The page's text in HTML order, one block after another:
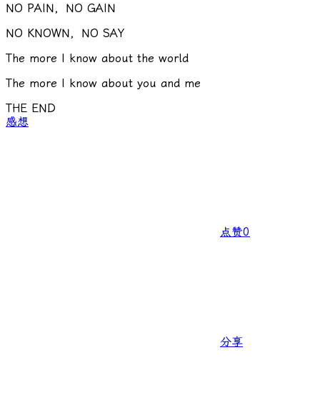
NO PAIN，NO GAIN
NO KNOWN，NO SAY
The more I know about the world
The more I know about you and me
THE END
感想
点赞0
分享